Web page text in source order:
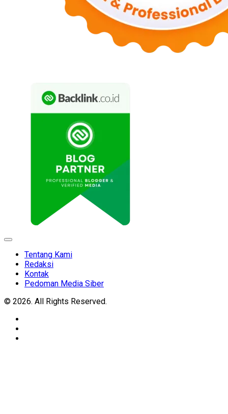
Expand
Tentang Kami
Redaksi
Kontak
Pedoman Media Siber
© 2026. All Rights Reserved.